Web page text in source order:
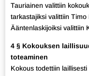
Tauriainen valittiin
tarkastajiksi valittiin
Ääntenlaskijoiksi valittiin
4 § Kokouksen
toteaminen
Kokous todettiin